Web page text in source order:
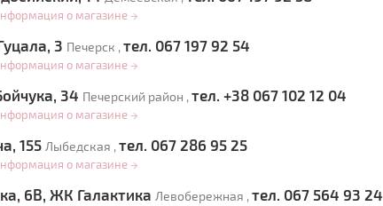
о магазине →
3 Печерск , тел. 067 197 92 54
о магазине →
34 Печерский район , тел. +38 067 102 12 04
о магазине →
155 Лыбедская , тел. 067 286 95 25
о магазине →
6В, ЖК Галактика Левобережная , тел. 067 564 93 24